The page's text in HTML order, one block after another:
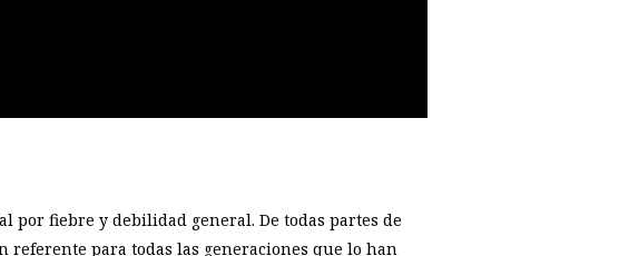
por fiebre y debilidad general. De todas partes de
referente para todas las generaciones que lo han